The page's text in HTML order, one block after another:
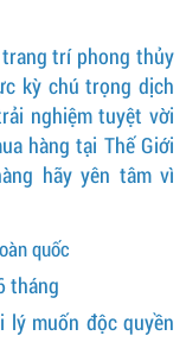
trang trí phong thủy
kỳ chú trọng dịch
nghiệm tuyệt vời
hàng tại Thế Giới
hãy yên tâm vì
quốc
tháng
lý muốn độc quyền